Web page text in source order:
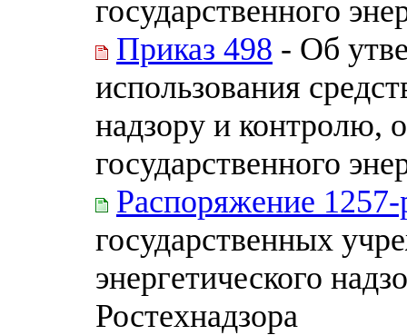
государственного
Приказ 498 - Об
использования
надзору и контролю,
государственного
Распоряжение 1257-
государственных
энергетического
Ростехнадзора